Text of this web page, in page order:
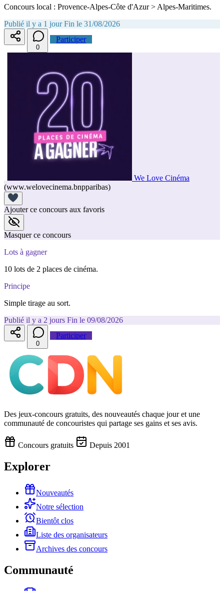
Concours local : Provence-Alpes-Côte d'Azur > Alpes-Maritimes.
Publié il y a 1 jour Fin le 31/08/2026
0
Participer
We Love Cinéma
(www.welovecinema.bnpparibas)
Ajouter ce concours aux favoris
Masquer ce concours
Lots à gagner
10 lots de 2 places de cinéma.
Principe
Simple tirage au sort.
Publié il y a 2 jours Fin le 09/08/2026
0
Participer
Des jeux-concours gratuits, des nouveautés chaque jour et une
communauté de concouristes qui partage ses gains et ses avis.
Concours gratuits Depuis 2001
Explorer
Nouveautés
Notre sélection
Bientôt clos
Liste des organisateurs
Archives des concours
Communauté